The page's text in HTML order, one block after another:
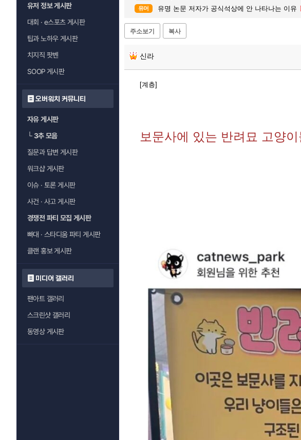
유저 정보 게시판
대회 · e스포츠 게시판
팁과 노하우 게시판
치지직 팟벤
SOOP 게시판
오버워치 커뮤니티
자유 게시판
└3추 모음
질문과 답변 게시판
워크샵 게시판
이슈 · 토론 게시판
사건 · 사고 게시판
경쟁전 파티 모집 게시판
빠대 · 스타디움 파티 게시판
클랜 홍보 게시판
미디어 갤러리
팬아트 갤러리
스크린샷 갤러리
동영상 게시판
유머 유명 논문 저자가 공식석상에 안 나타나는 이유
주소보기 복사
신라
[계층]
보문사에 있는 반려묘 고양이